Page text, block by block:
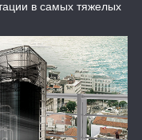
в самых тяжелых